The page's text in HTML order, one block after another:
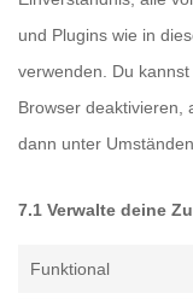
und Plugins wie in
verwenden. Du
Browser deaktivieren,
dann unter
7.1 Verwalte deine
Funktional